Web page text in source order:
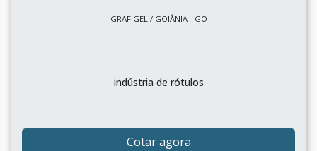
GRAFIGEL / GOIÂNIA - GO
indústria de rótulos
Cotar agora